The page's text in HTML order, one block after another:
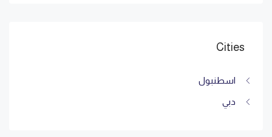
Cities
اسطنبول
دبي